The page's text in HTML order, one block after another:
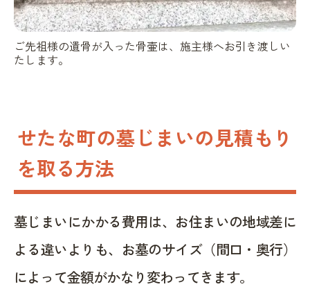
ご先祖様の遺骨が入った骨壷は、施主様へお引き渡しい
たします。
せたな町の墓じまいの見積もり
を取る方法
墓じまいにかかる費用は、お住まいの地域差に
よる違いよりも、お墓のサイズ（間口・奥行）
によって金額がかなり変わってきます。